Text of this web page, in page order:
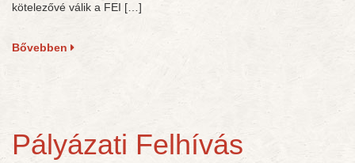
kötelezővé válik a FEI […]
Bővebben
Pályázati Felhívás